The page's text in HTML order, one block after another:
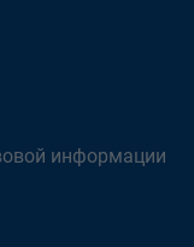
информации